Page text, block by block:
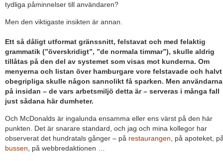
tydliga påminnelser till användaren?
Men den viktigaste insikten är annan.
Ett så dåligt utformat gränssnitt, felstavat och med felaktig
grammatik (”överskridigt”, ”de normala timmar”), skulle aldrig
tillåtas på den del av systemet som visas mot kunderna. Om
menyerna och listan över hamburgare vore felstavade och halvt
obegripliga skulle någon sannolikt få sparken. Men användarna
på insidan – de vars arbetsmiljö detta är – serveras i många fall
just sådana här dumheter.
Och McDonalds är ingalunda ensamma eller ens värst på den här
punkten. Det är snarare standard, och jag och mina kollegor har
observerat det hundratals gånger – på restaurangen , på apoteket,
bussen , på webbredaktionen …